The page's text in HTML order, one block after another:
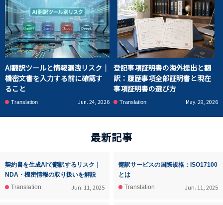
AI翻訳ツールと情報漏洩リスク｜
機密文書を入力する前に確認す
ること
Translation Jun. 24, 2026
登記事項証明書の海外提出と翻
訳：履歴事項全部証明書と現在
事項証明書の選び方
Translation May. 29, 2026
最新記事
契約書を生成AIで翻訳するリスク｜
NDA・機密情報の取り扱いを解説
Translation
Jun. 11, 2025
翻訳サービスの国際規格：ISO17100
とは
Translation
Jun. 11, 2025